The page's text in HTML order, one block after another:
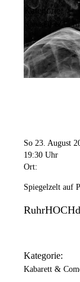
Kategorie:
Kabarett &
So 23. August
19:30 Uhr
Ort:
Spiegelzelt auf
Kategorie:
Kabarett &